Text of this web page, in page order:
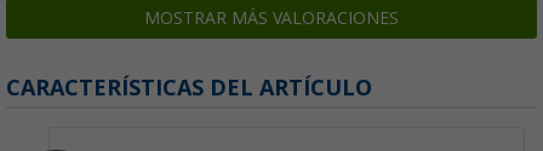
MOSTRAR MÁS VALORACIONES
CARACTERÍSTICAS DEL ARTÍCULO